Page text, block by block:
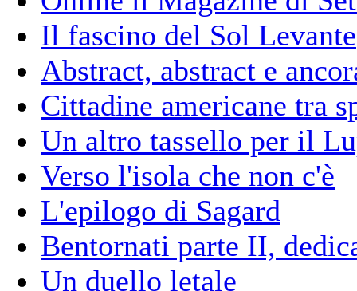
Il fascino del Sol Levante
Abstract, abstract e
Cittadine americane tra
Un altro tassello per il
Verso l'isola che non c'è
L'epilogo di Sagard
Bentornati parte II,
Un duello letale